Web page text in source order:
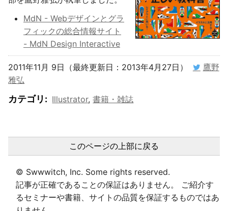
MdN - Webデザインとグラ
フィックの総合情報サイト
- MdN Design Interactive
2011年11月 9日（最終更新日：2013年4月27日）
鷹野
雅弘
カテゴリ : Illustrator, 書籍・雑誌
このページの上部に戻る
© Swwwitch, Inc. Some rights reserved.
記事が正確であることの保証はありません。 ご紹介す
るセミナーや書籍、サイトの品質を保証するものではあ